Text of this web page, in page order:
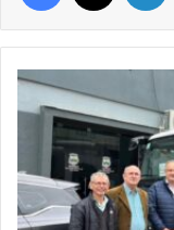
Roca
Sales
recebe
caminhão
para
reforçar
atendimento